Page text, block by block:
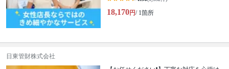
18,170円/ 1箇所
日東管財株式会社